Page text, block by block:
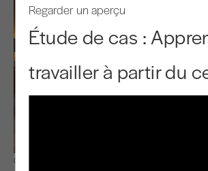
Regarder un aperçu
Étude de cas :
travailler à partir du
Observer et apprendre